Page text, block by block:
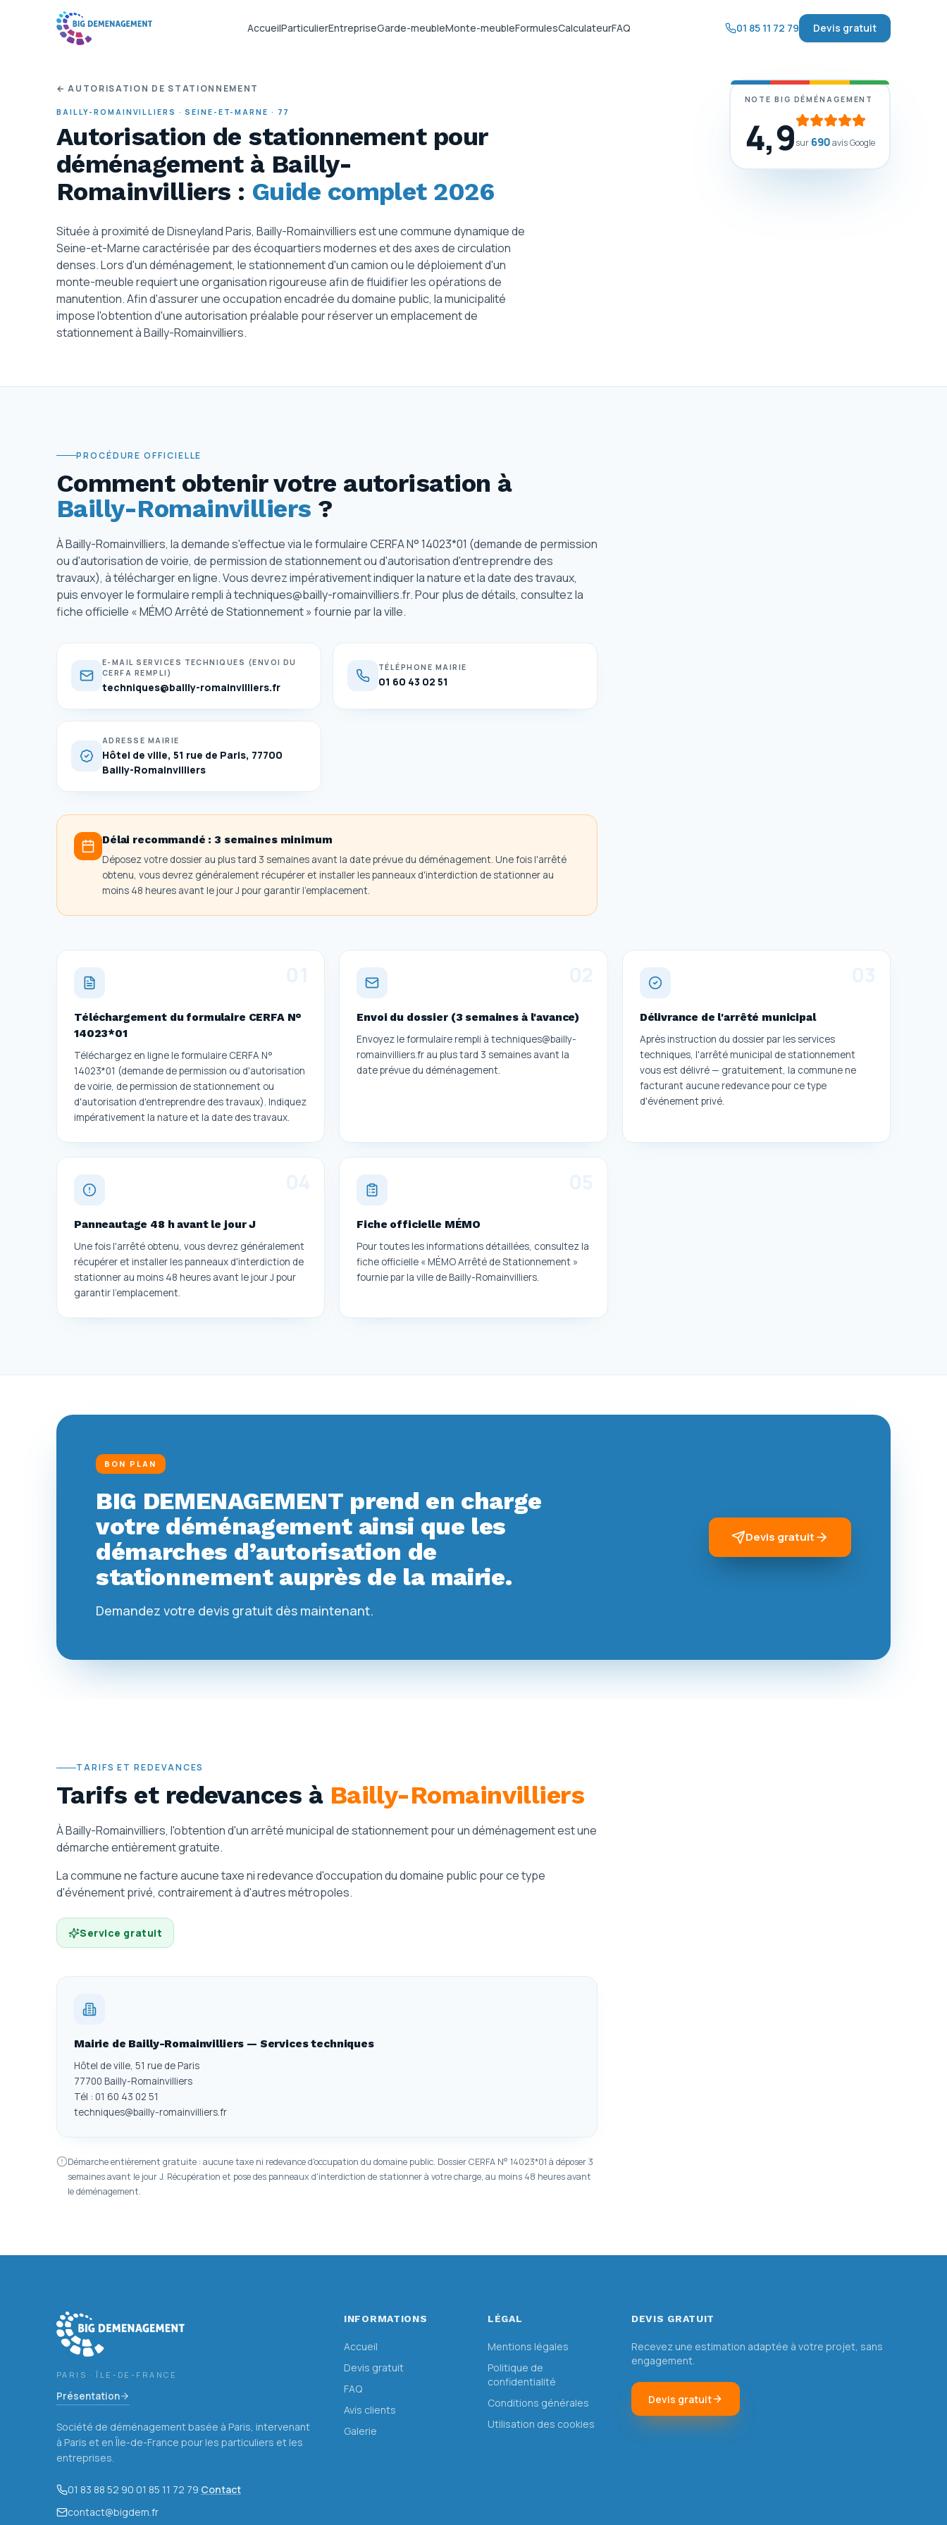
AccueilParticulierEntrepriseGarde-meubleMonte-meubleFormulesCalculateurFAQ 01 85 11 72 79 Devis gratuit
← AUTORISATION DE STATIONNEMENT
BAILLY-ROMAINVILLIERS ·SEINE-ET-MARNE · 77
Autorisation de stationnement pour
déménagement à Bailly-
Romainvilliers : Guide complet 2026
Située à proximité de Disneyland Paris, Bailly-Romainvilliers est une commune dynamique de
Seine-et-Marne caractérisée par des écoquartiers modernes et des axes de circulation
denses. Lors d'un déménagement, le stationnement d'un camion ou le déploiement d'un
monte-meuble requiert une organisation rigoureuse afin de fluidifier les opérations de
manutention. Afin d'assurer une occupation encadrée du domaine public, la municipalité
impose l'obtention d'une autorisation préalable pour réserver un emplacement de
stationnement à Bailly-Romainvilliers.
NOTE BIG DÉMÉNAGEMENT
4,9sur690avis Google
PROCÉDURE OFFICIELLE
Comment obtenir votre autorisation à
Bailly-Romainvilliers ?
À Bailly-Romainvilliers, la demande s'effectue via le formulaire CERFA N° 14023*01 (demande de permission
ou d'autorisation de voirie, de permission de stationnement ou d'autorisation d'entreprendre des
travaux), à télécharger en ligne. Vous devrez impérativement indiquer la nature et la date des travaux,
puis envoyer le formulaire rempli à techniques@bailly-romainvilliers.fr. Pour plus de détails, consultez la
fiche officielle « MÉMO Arrêté de Stationnement » fournie par la ville.
E-MAIL SERVICES TECHNIQUES (ENVOI DU
CERFA REMPLI)
techniques@bailly-romainvilliers.fr
TÉLÉPHONE MAIRIE
01 60 43 02 51
ADRESSE MAIRIE
Hôtel de ville, 51 rue de Paris, 77700
Bailly-Romainvilliers
Délai recommandé :3 semaines minimum
Déposez votre dossier au plus tard 3 semaines avant la date prévue du déménagement. Une fois l'arrêté
obtenu, vous devrez généralement récupérer et installer les panneaux d'interdiction de stationner au
moins 48 heures avant le jour J pour garantir l'emplacement.
Téléchargement du formulaire CERFA N°
14023*01
Téléchargez en ligne le formulaire CERFA N°
14023*01 (demande de permission ou d'autorisation
de voirie, de permission de stationnement ou
d'autorisation d'entreprendre des travaux). Indiquez
impérativement la nature et la date des travaux.
Envoi du dossier (3 semaines à l'avance)
Envoyez le formulaire rempli à techniques@bailly-
romainvilliers.fr au plus tard 3 semaines avant la
date prévue du déménagement.
Délivrance de l'arrêté municipal
Après instruction du dossier par les services
techniques, l'arrêté municipal de stationnement
vous est délivré — gratuitement, la commune ne
facturant aucune redevance pour ce type
d'événement privé.
Panneautage 48 h avant le jour J
Une fois l'arrêté obtenu, vous devrez généralement
récupérer et installer les panneaux d'interdiction de
stationner au moins 48 heures avant le jour J pour
garantir l'emplacement.
Fiche officielle MÉMO
Pour toutes les informations détaillées, consultez la
fiche officielle « MÉMO Arrêté de Stationnement »
fournie par la ville de Bailly-Romainvilliers.
BON PLAN
BIG DEMENAGEMENT prend en charge
votre déménagement ainsi que les
démarches d’autorisation de
stationnement auprès de la mairie.
Demandez votre devis gratuit dès maintenant.
Devis gratuit
TARIFS ET REDEVANCES
Tarifs et redevances à Bailly-Romainvilliers
À Bailly-Romainvilliers, l'obtention d'un arrêté municipal de stationnement pour un déménagement est une
démarche entièrement gratuite.
La commune ne facture aucune taxe ni redevance d'occupation du domaine public pour ce type
d'événement privé, contrairement à d'autres métropoles.
Service gratuit
Mairie de Bailly-Romainvilliers — Services techniques
Hôtel de ville, 51 rue de Paris
77700 Bailly-Romainvilliers
Tél : 01 60 43 02 51
techniques@bailly-romainvilliers.fr
Démarche entièrement gratuite : aucune taxe ni redevance d'occupation du domaine public. Dossier CERFA N° 14023*01 à déposer 3
semaines avant le jour J. Récupération et pose des panneaux d'interdiction de stationner à votre charge, au moins 48 heures avant
le déménagement.
PARIS · ÎLE-DE-FRANCE
Présentation
Société de déménagement basée à Paris, intervenant
à Paris et en Île-de-France pour les particuliers et les
entreprises.
01 83 88 52 90·01 85 11 72 79·Contact
contact@bigdem.fr
INFORMATIONS
Accueil
Devis gratuit
FAQ
Avis clients
Galerie
LÉGAL
Mentions légales
Politique de
confidentialité
Conditions générales
Utilisation des cookies
DEVIS GRATUIT
Recevez une estimation adaptée à votre projet, sans
engagement.
Devis gratuit